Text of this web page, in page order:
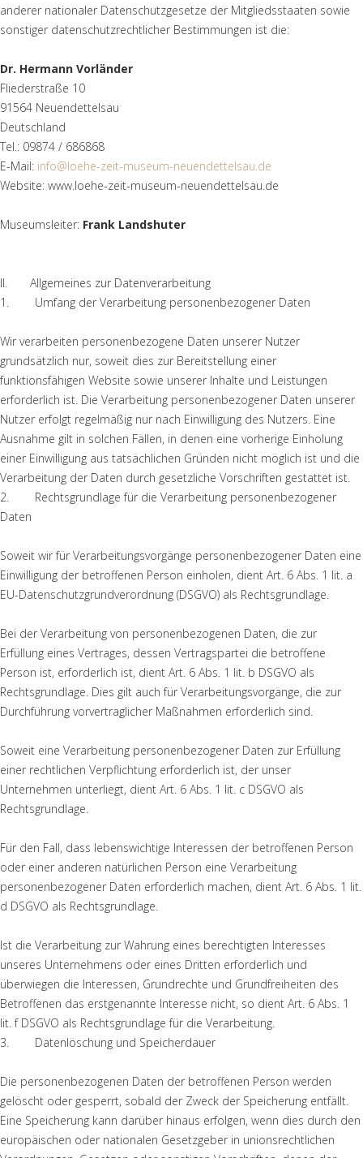
anderer nationaler Datenschutzgesetze der Mitgliedsstaaten sowie
sonstiger datenschutzrechtlicher Bestimmungen ist die:
Dr. Hermann Vorländer
Fliederstraße 10
91564 Neuendettelsau
Deutschland
Tel.: 09874 / 686868
E-Mail: info@loehe-zeit-museum-neuendettelsau.de
Website: www.loehe-zeit-museum-neuendettelsau.de
Museumsleiter: Frank Landshuter
II. Allgemeines zur Datenverarbeitung
1. Umfang der Verarbeitung personenbezogener Daten
Wir verarbeiten personenbezogene Daten unserer Nutzer
grundsätzlich nur, soweit dies zur Bereitstellung einer
funktionsfähigen Website sowie unserer Inhalte und Leistungen
erforderlich ist. Die Verarbeitung personenbezogener Daten unserer
Nutzer erfolgt regelmäßig nur nach Einwilligung des Nutzers. Eine
Ausnahme gilt in solchen Fällen, in denen eine vorherige Einholung
einer Einwilligung aus tatsächlichen Gründen nicht möglich ist und die
Verarbeitung der Daten durch gesetzliche Vorschriften gestattet ist.
2. Rechtsgrundlage für die Verarbeitung personenbezogener
Daten
Soweit wir für Verarbeitungsvorgänge personenbezogener Daten eine
Einwilligung der betroffenen Person einholen, dient Art. 6 Abs. 1 lit. a
EU-Datenschutzgrundverordnung (DSGVO) als Rechtsgrundlage.
Bei der Verarbeitung von personenbezogenen Daten, die zur
Erfüllung eines Vertrages, dessen Vertragspartei die betroffene
Person ist, erforderlich ist, dient Art. 6 Abs. 1 lit. b DSGVO als
Rechtsgrundlage. Dies gilt auch für Verarbeitungsvorgänge, die zur
Durchführung vorvertraglicher Maßnahmen erforderlich sind.
Soweit eine Verarbeitung personenbezogener Daten zur Erfüllung
einer rechtlichen Verpflichtung erforderlich ist, der unser
Unternehmen unterliegt, dient Art. 6 Abs. 1 lit. c DSGVO als
Rechtsgrundlage.
Für den Fall, dass lebenswichtige Interessen der betroffenen Person
oder einer anderen natürlichen Person eine Verarbeitung
personenbezogener Daten erforderlich machen, dient Art. 6 Abs. 1 lit.
d DSGVO als Rechtsgrundlage.
Ist die Verarbeitung zur Wahrung eines berechtigten Interesses
unseres Unternehmens oder eines Dritten erforderlich und
überwiegen die Interessen, Grundrechte und Grundfreiheiten des
Betroffenen das erstgenannte Interesse nicht, so dient Art. 6 Abs. 1
lit. f DSGVO als Rechtsgrundlage für die Verarbeitung.
3. Datenlöschung und Speicherdauer
Die personenbezogenen Daten der betroffenen Person werden
gelöscht oder gesperrt, sobald der Zweck der Speicherung entfällt.
Eine Speicherung kann darüber hinaus erfolgen, wenn dies durch den
europäischen oder nationalen Gesetzgeber in unionsrechtlichen